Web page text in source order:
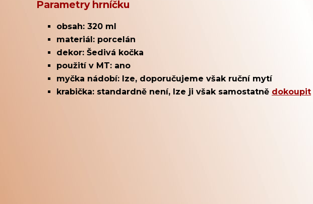
Parametry hrníčku
obsah: 320 ml
materiál: porcelán
dekor: Šedivá kočka
použití v MT: ano
myčka nádobí: lze, doporučujeme však ruční mytí
krabička: standardně není, lze ji však samostatně dokoupit